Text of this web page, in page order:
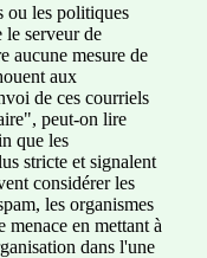
les politiques
le serveur de
aucune mesure de
aux
de ces courriels
peut-on lire
que les
stricte et signalent
considérer les
les organismes
menace en mettant à
dans l'une